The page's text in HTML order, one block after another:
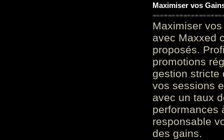
Maximiser vos
Maximiser
avec Maxxed
proposés.
promotions
gestion stricte
vos sessions
avec un taux
performances
responsable
des gains.